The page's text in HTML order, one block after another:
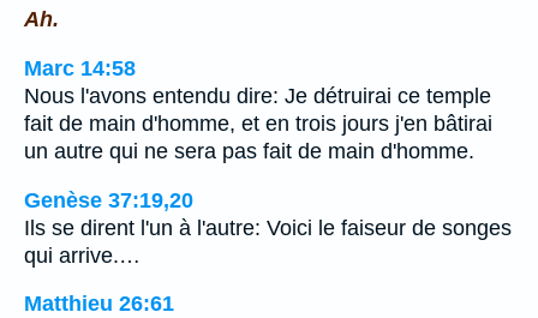
Ah.
Marc 14:58
Nous l'avons entendu dire: Je détruirai ce temple
fait de main d'homme, et en trois jours j'en bâtirai
un autre qui ne sera pas fait de main d'homme.
Genèse 37:19,20
Ils se dirent l'un à l'autre: Voici le faiseur de songes
qui arrive.…
Matthieu 26:61